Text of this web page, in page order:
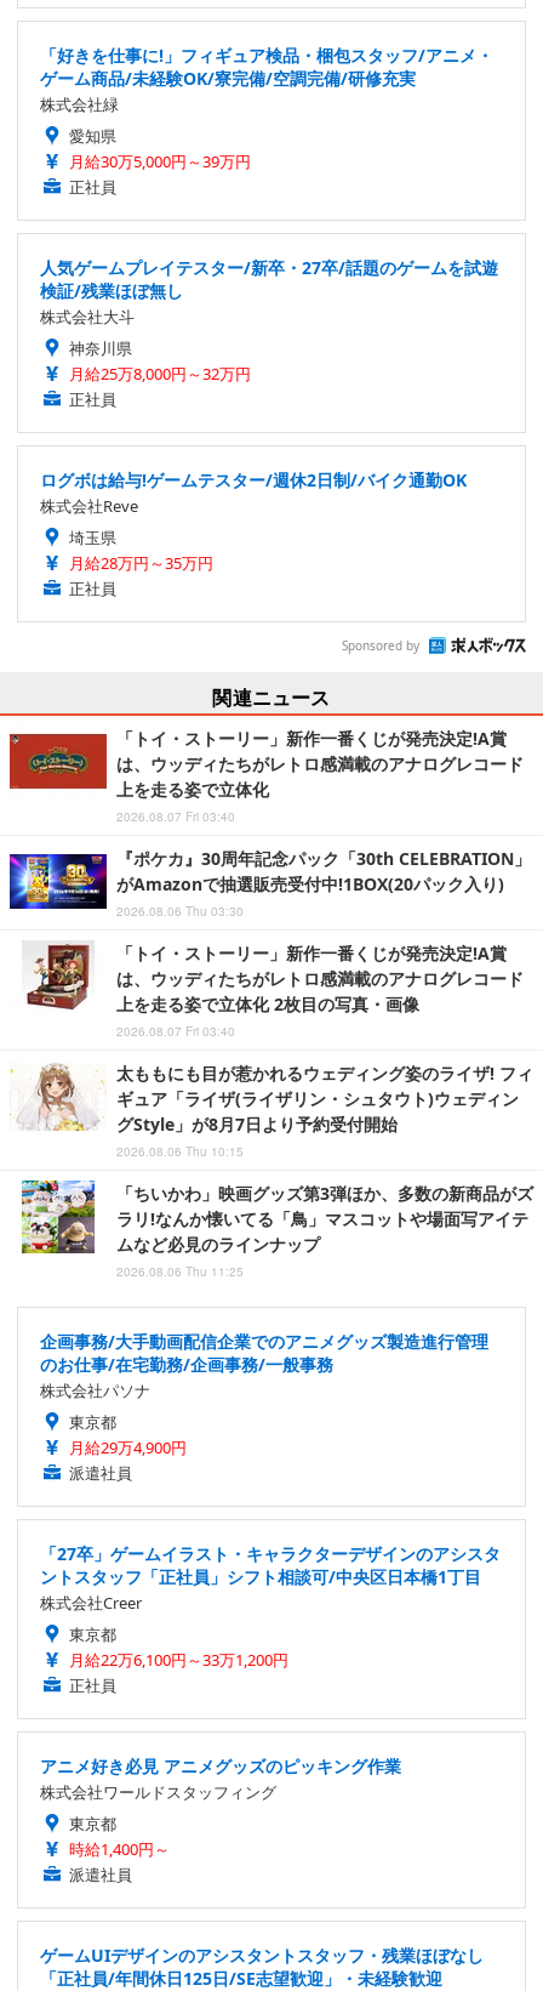
「好きを仕事に!」フィギュア検品・梱包スタッフ/アニメ・
ゲーム商品/未経験OK/寮完備/空調完備/研修充実
株式会社緑
愛知県
月給30万5,000円～39万円
正社員
人気ゲームプレイテスター/新卒・27卒/話題のゲームを試遊
検証/残業ほぼ無し
株式会社大斗
神奈川県
月給25万8,000円～32万円
正社員
ログボは給与!ゲームテスター/週休2日制/バイク通勤OK
株式会社Reve
埼玉県
月給28万円～35万円
正社員
Sponsored by
関連ニュース
「トイ・ストーリー」新作一番くじが発売決定!A賞
は、ウッディたちがレトロ感満載のアナログレコード
上を走る姿で立体化
2026.08.07 Fri 03:40
『ポケカ』30周年記念パック「30th CELEBRATION」
がAmazonで抽選販売受付中!1BOX(20パック入り)
2026.08.06 Thu 03:30
「トイ・ストーリー」新作一番くじが発売決定!A賞
は、ウッディたちがレトロ感満載のアナログレコード
上を走る姿で立体化 2枚目の写真・画像
2026.08.07 Fri 03:40
太ももにも目が惹かれるウェディング姿のライザ! フィ
ギュア「ライザ(ライザリン・シュタウト)ウェディン
グStyle」が8月7日より予約受付開始
2026.08.06 Thu 10:15
「ちいかわ」映画グッズ第3弾ほか、多数の新商品がズ
ラリ!なんか懐いてる「鳥」マスコットや場面写アイテ
ムなど必見のラインナップ
2026.08.06 Thu 11:25
企画事務/大手動画配信企業でのアニメグッズ製造進行管理
のお仕事/在宅勤務/企画事務/一般事務
株式会社パソナ
東京都
月給29万4,900円
派遣社員
「27卒」ゲームイラスト・キャラクターデザインのアシスタ
ントスタッフ「正社員」シフト相談可/中央区日本橋1丁目
株式会社Creer
東京都
月給22万6,100円～33万1,200円
正社員
アニメ好き必見 アニメグッズのピッキング作業
株式会社ワールドスタッフィング
東京都
時給1,400円～
派遣社員
ゲームUIデザインのアシスタントスタッフ・残業ほぼなし
「正社員/年間休日125日/SE志望歓迎」・未経験歓迎